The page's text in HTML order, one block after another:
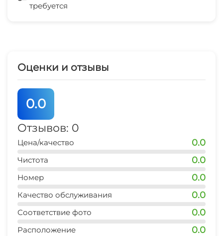
требуется
Оценки и отзывы
0.0
Отзывов: 0
Цена/качество 0.0
Чистота 0.0
Номер 0.0
Качество обслуживания 0.0
Соответствие фото 0.0
Расположение 0.0